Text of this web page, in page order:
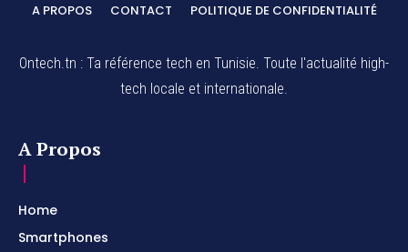
A PROPOS CONTACT POLITIQUE DE CONFIDENTIALITÉ
Ontech.tn : Ta référence tech en Tunisie. Toute l'actualité high-
tech locale et internationale.
A Propos
Home
Smartphones